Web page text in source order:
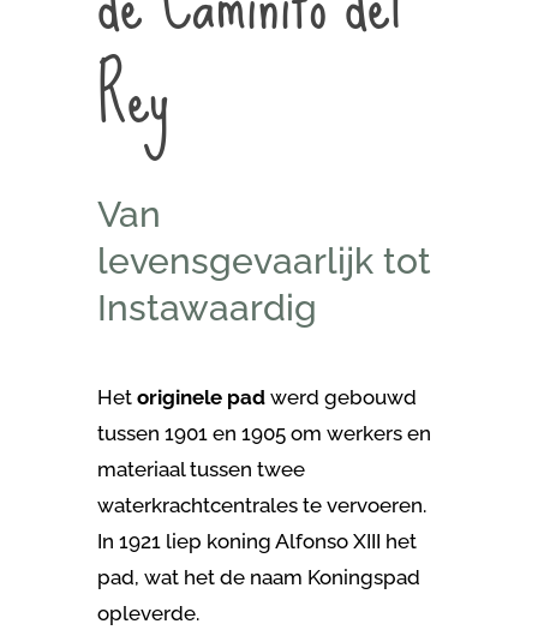
Rey
Van
levensgevaarlijk tot
Instawaardig
Hetoriginele padwerd gebouwd
tussen 1901 en 1905 om werkers en
materiaal tussen twee
waterkrachtcentrales te vervoeren.
In 1921 liep koning Alfonso XIII het
pad, wat het de naam Koningspad
opleverde.